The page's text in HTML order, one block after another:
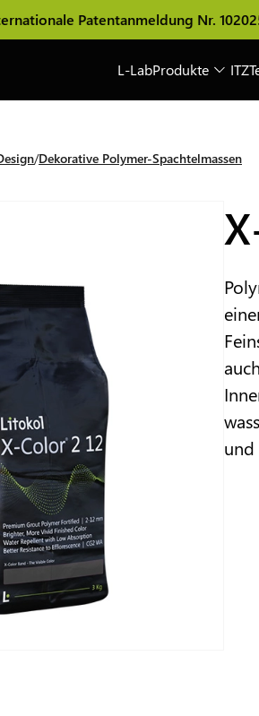
Nr.
L-LabProdukte ITZ
Dekorative Polymer-Spachtelmassen